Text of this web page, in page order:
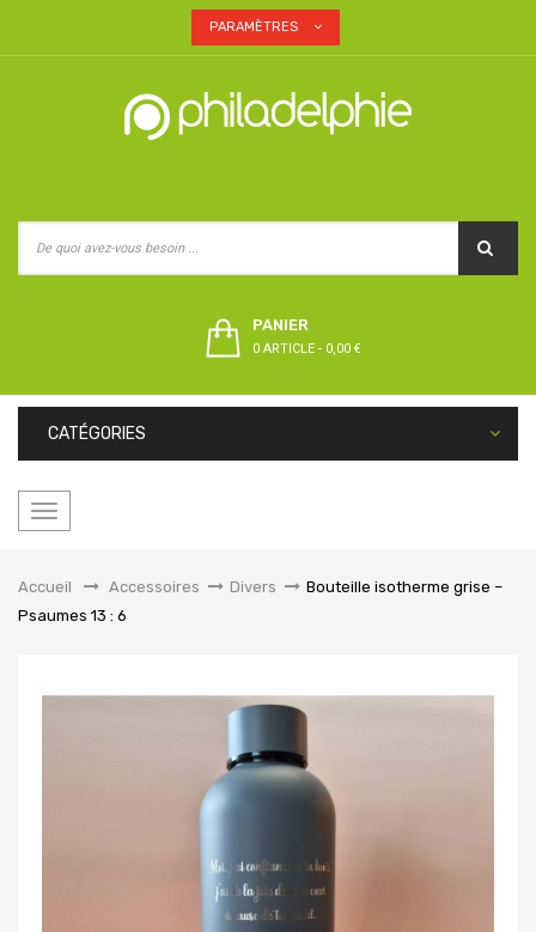
PARAMÈTRES
PANIER
0 ARTICLE - 0,00 €
CATÉGORIES
Basculer
Accueil
&gt;Accessoires > Divers >
Bouteille isotherme grise –
Psaumes 13 : 6